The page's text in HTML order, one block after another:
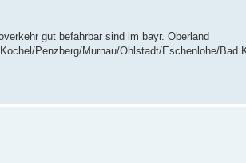
gut befahrbar sind im bayr. Oberland
Penzberg/Murnau/Ohlstadt/Eschenlohe/Bad